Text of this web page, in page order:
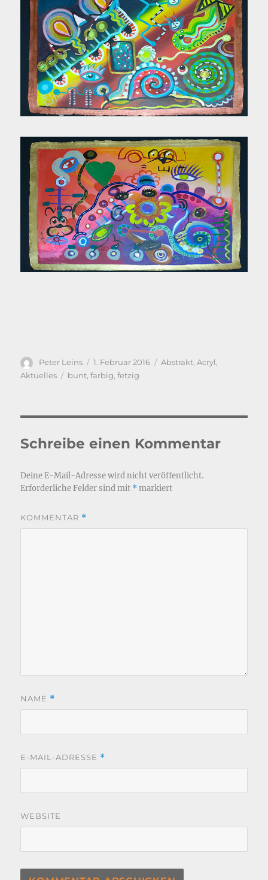
Autor
Peter Leins
Veröffentlicht
am
1. Februar 2016 Kategorien
Abstrakt,Acryl,
Aktuelles
Schlagwörter
bunt,farbig,fetzig
Schreibe einen Kommentar
Deine E-Mail-Adresse wird nicht veröffentlicht.
Erforderliche Felder sind mit *markiert
KOMMENTAR *
NAME *
E-MAIL-ADRESSE *
WEBSITE